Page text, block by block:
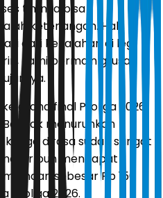
timnya bisa
ketenangan. Hal
dari kekalahan di leg
kami bermain grusa-
ujarnya.
grand final Proliga 2026
menurunkan
ketiga dirasa sudah sangat
pun mendapat
sebesar Rp 150
Proliga 2026.